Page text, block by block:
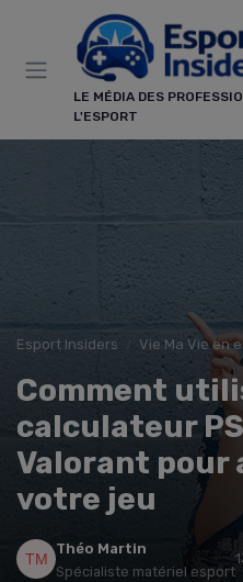
LE MÉDIA DES
L'ESPORT
Esport Insiders Vie Ma Vie en
Comment
calculateur
Valorant pour
votre jeu
Théo Martin
Spécialiste matériel esport
Panneau de gestion des